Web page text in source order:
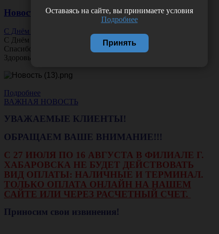
Новости
С Днём Офтальмолога!
С Днём
Спасибо за ясное зрение и заботу о пациентах.
Здоровья вам и новых профессиональных побед!
Подробнее
ВАЖНАЯ НОВОСТЬ
УВАЖАЕМЫЕ КЛИЕНТЫ!
ОБРАЩАЕМ ВАШЕ ВНИМАНИЕ!!!
С 27 ИЮЛЯ ПО 16 АВГУСТА В ФИЛИАЛЕ Г.
ХАБАРОВСКА НЕ БУДЕТ ДЕЙСТВОВАТЬ
ВИД ОПЛАТЫ: НАЛИЧНЫЕ И ТЕРМИНАЛ.
ТОЛЬКО ОПЛАТА ОНЛАЙН НА НАШЕМ
САЙТЕ ИЛИ ЧЕРЕЗ РАСЧЕТНЫЙ СЧЕТ.
Приносим свои извинения!
Оставаясь на сайте, вы принимаете условия
Подробнее
Принять